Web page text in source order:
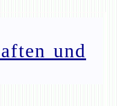
und